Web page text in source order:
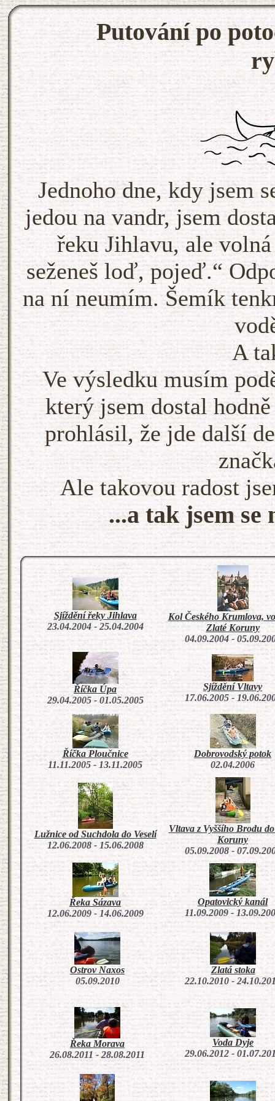
Putování po
Jednoho dne, kdy jsem
jedou na vandr, jsem
řeku Jihlavu, ale
seženeš loď, pojeď.“
na ní neumím. Šemík
A
Ve výsledku musím
který jsem dostal
prohlásil, že jde další
Ale takovou radost
...a tak jsem se
Sjíždění řeky Jihlava
23.04.2004 - 25.04.2004
Kol Českého Krumlova,
Zlaté Koruny
04.09.2004 -
Říčka Úpa
29.04.2005 - 01.05.2005
Sjíždění Vltavy
17.06.2005 -
Říčka Ploučnice
11.11.2005 - 13.11.2005
Dobrovodský potok
02.04.2006
Lužnice od Suchdola do Veselí
12.06.2008 - 15.06.2008
Vltava z Vyššího Brodu
Koruny
05.09.2008 -
Řeka Sázava
12.06.2009 - 14.06.2009
Opatovický kanál
11.09.2009 -
Ostrov Naxos
05.09.2010
Zlatá stoka
22.10.2010 -
Řeka Morava
26.08.2011 - 28.08.2011
Voda Dyje
29.06.2012 -